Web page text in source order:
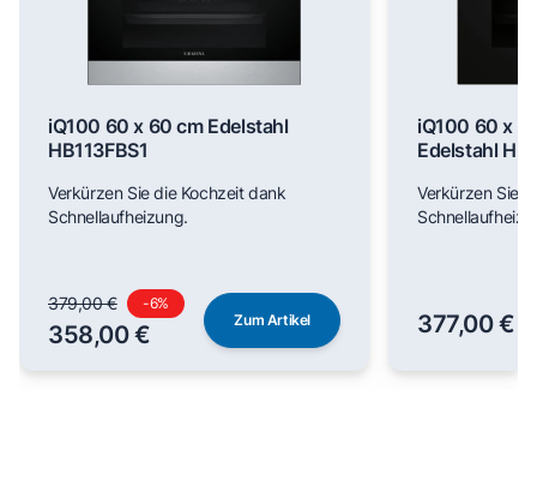
iQ100 60 x 60 cm Edelstahl
HB113FBS1
Verkürzen Sie die Kochzeit dank
Schnellaufheizung.
379,00 € -6%
358,00 €
Zum Artikel
iQ100 60 x
Edelstahl
Verkürzen Sie
377,00 €